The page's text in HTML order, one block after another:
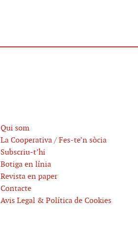
Qui som
La Cooperativa / Fes-te’n sòcia
Subscriu-t’hi
Botiga en línia
Revista en paper
Contacte
Avis Legal & Política de Cookies